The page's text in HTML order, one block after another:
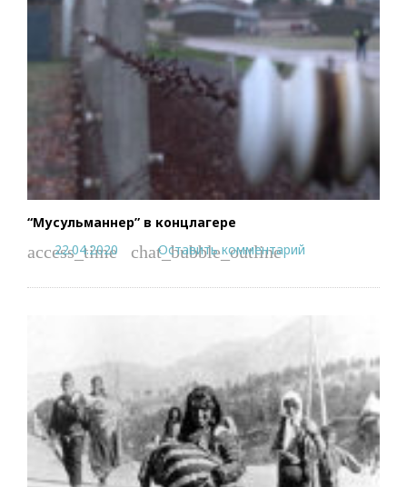
“Мусульманнер” в концлагере
access_time
22.04.2020 chat_bubble_outline
Оставить комментарий